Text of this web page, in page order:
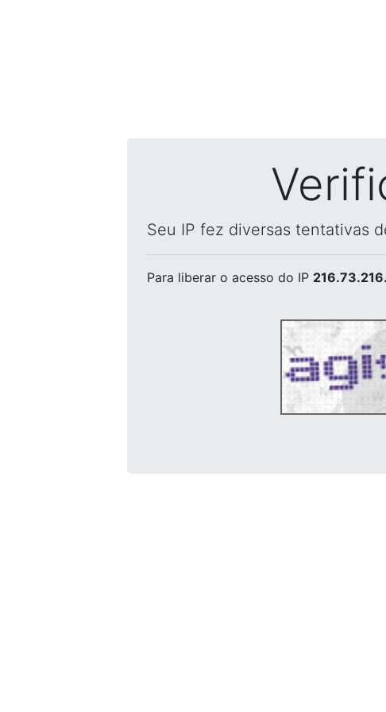
Seu IP fez diversas tentativas
Para liberar o acesso do IP